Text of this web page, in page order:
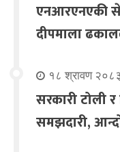
एनआरएनएकी
दीपमाला
१८ श्रावण
सरकारी टोली
समझदारी,